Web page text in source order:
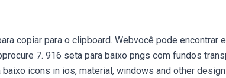
copiar para o clipboard. Webvocê pode encontrar
7. 916 seta para baixo pngs com fundos
icons in ios, material, windows and other